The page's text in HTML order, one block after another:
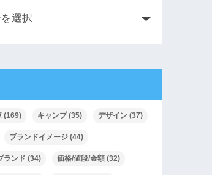
(169) キャンプ(35) デザイン (37)
ブランドイメージ (44)
ランド (34) 価格/値段/金額 (32)